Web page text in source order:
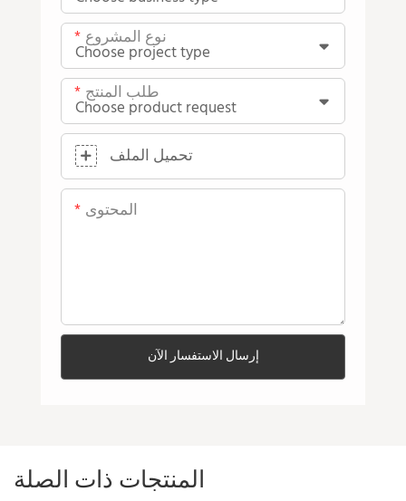
نوع المشروع
طلب المنتج
تحميل الملف
المحتوى
إرسال الاستفسار الآن
المنتجات ذات الصلة